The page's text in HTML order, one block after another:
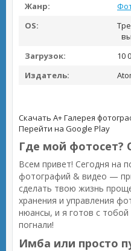
Жанр:
OS:
Загрузок:
10
Издатель:
Скачать A+ Галерея
Перейти на Google Play
Где мой фотосет?
Всем привет! Сегодня на
фотографий & видео —
сделать твою жизнь
хранения и управления
нюансы, и я готов с тобой
погнали!
Имба или просто